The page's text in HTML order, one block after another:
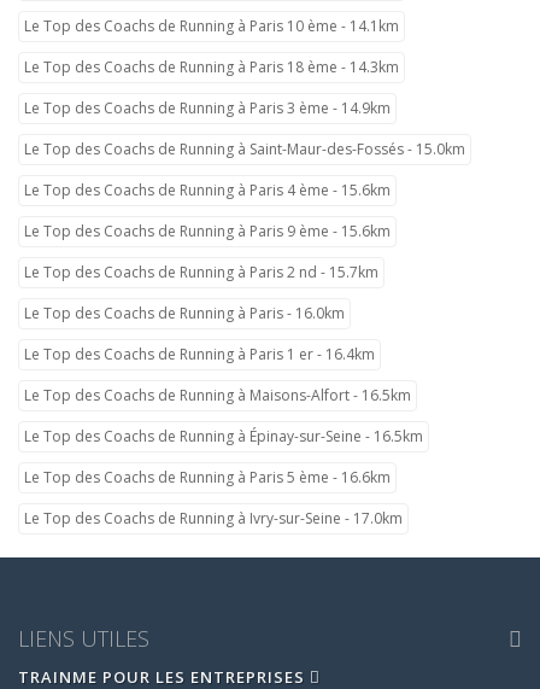
Le Top des Coachs de Running à Paris 10 ème - 14.1km
Le Top des Coachs de Running à Paris 18 ème - 14.3km
Le Top des Coachs de Running à Paris 3 ème - 14.9km
Le Top des Coachs de Running à Saint-Maur-des-Fossés - 15.0km
Le Top des Coachs de Running à Paris 4 ème - 15.6km
Le Top des Coachs de Running à Paris 9 ème - 15.6km
Le Top des Coachs de Running à Paris 2 nd - 15.7km
Le Top des Coachs de Running à Paris - 16.0km
Le Top des Coachs de Running à Paris 1 er - 16.4km
Le Top des Coachs de Running à Maisons-Alfort - 16.5km
Le Top des Coachs de Running à Épinay-sur-Seine - 16.5km
Le Top des Coachs de Running à Paris 5 ème - 16.6km
Le Top des Coachs de Running à Ivry-sur-Seine - 17.0km
LIENS UTILES
TRAINME POUR LES ENTREPRISES